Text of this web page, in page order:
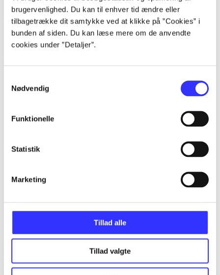
brugervenlighed. Du kan til enhver tid ændre eller
tilbagetrække dit samtykke ved at klikke på ”Cookies” i
bunden af siden. Du kan læse mere om de anvendte
cookies under ”Detaljer”.
Nødvendig
Funktionelle
Statistik
Marketing
Tillad alle
Tillad valgte
Artikler
Alle registrerede artikler fordelt på udgivelser
...
...
Minder om